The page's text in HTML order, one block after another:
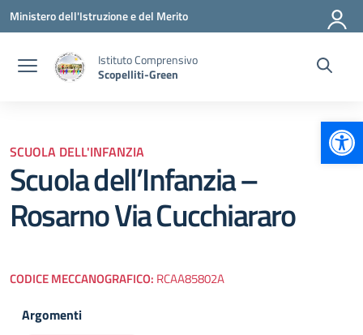
Vai ai contenuti
Vai al menu di navigazione
Vai al footer
Ministero dell'Istruzione e del Merito
Istituto Comprensivo
Scopelliti-Green
SCUOLA DELL'INFANZIA
Scuola dell’Infanzia –
Rosarno Via Cucchiararo
CODICE MECCANOGRAFICO: RCAA85802A
Argomenti